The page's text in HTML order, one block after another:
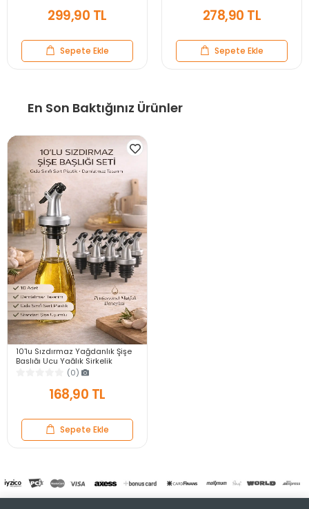
299,90 TL
Sepete Ekle
278,90 TL
Sepete Ekle
En Son Baktığınız Ürünler
10'lu Sızdırmaz Yağdanlık Şişe
Başlığı Ucu Yağlık Sirkelik
Sosluk Tıpası Damlatmaz Şişe
(0)
168,90 TL
Sepete Ekle